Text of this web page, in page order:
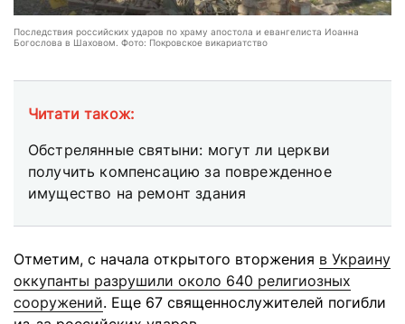
Последствия российских ударов по храму апостола и евангелиста Иоанна
Богослова в Шаховом. Фото: Покровское викариатство
Читати також:
Обстрелянные святыни: могут ли церкви
получить компенсацию за поврежденное
имущество на ремонт здания
Отметим, с начала открытого вторжения в Украину
оккупанты разрушили около 640 религиозных
сооружений. Еще 67 священнослужителей погибли